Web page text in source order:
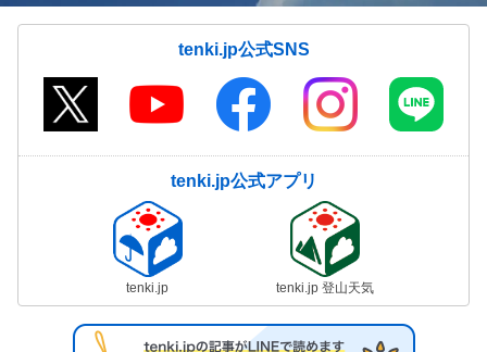
tenki.jp公式SNS
tenki.jp公式アプリ
tenki.jp tenki.jp 登山天気